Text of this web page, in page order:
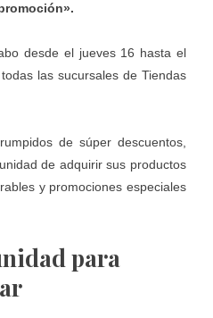
desde el jueves 16 hasta el
las sucursales de Tiendas
de súper descuentos,
de adquirir sus productos
y promociones especiales
para